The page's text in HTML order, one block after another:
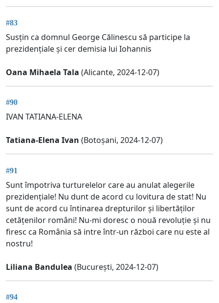
#83
Susțin ca domnul George Călinescu să participe la
prezidențiale și cer demisia lui Iohannis
Oana Mihaela Tala (Alicante, 2024-12-07)
#90
IVAN TATIANA-ELENA
Tatiana-Elena Ivan (Botoșani, 2024-12-07)
#91
Sunt împotriva turturelelor care au anulat alegerile
prezidențiale! Nu dunt de acord cu lovitura de stat! Nu
sunt de acord cu întinarea drepturilor și libertăților
cetățenilor români! Nu-mi doresc o nouă revoluție și nu
firesc ca România să intre într-un război care nu este al
nostru!
Liliana Bandulea (București, 2024-12-07)
#94